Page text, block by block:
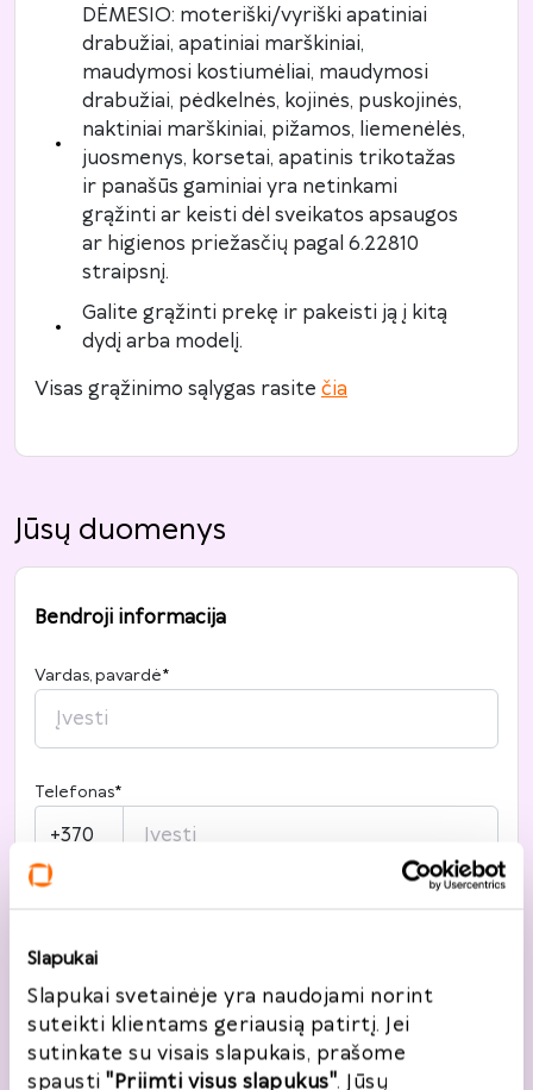
Slapukai
Slapukai svetainėje yra naudojami norint
suteikti klientams geriausią patirtį. Jei
sutinkate su visais slapukais, prašome
spausti "Priimti visus slapukus". Jūsų
DĖMESIO: moteriški/vyriški apatiniai
drabužiai, apatiniai marškiniai,
maudymosi kostiumėliai, maudymosi
drabužiai, pėdkelnės, kojinės, puskojinės,
naktiniai marškiniai, pižamos, liemenėlės,
juosmenys, korsetai, apatinis trikotažas
ir panašūs gaminiai yra netinkami
grąžinti ar keisti dėl sveikatos apsaugos
ar higienos priežasčių pagal 6.22810
straipsnį.
Galite grąžinti prekę ir pakeisti ją į kitą
dydį arba modelį.
Visas grąžinimo sąlygas rasite čia
Jūsų duomenys
Bendroji informacija
Vardas, pavardė*
Telefonas*
+370
Noriu registruotis